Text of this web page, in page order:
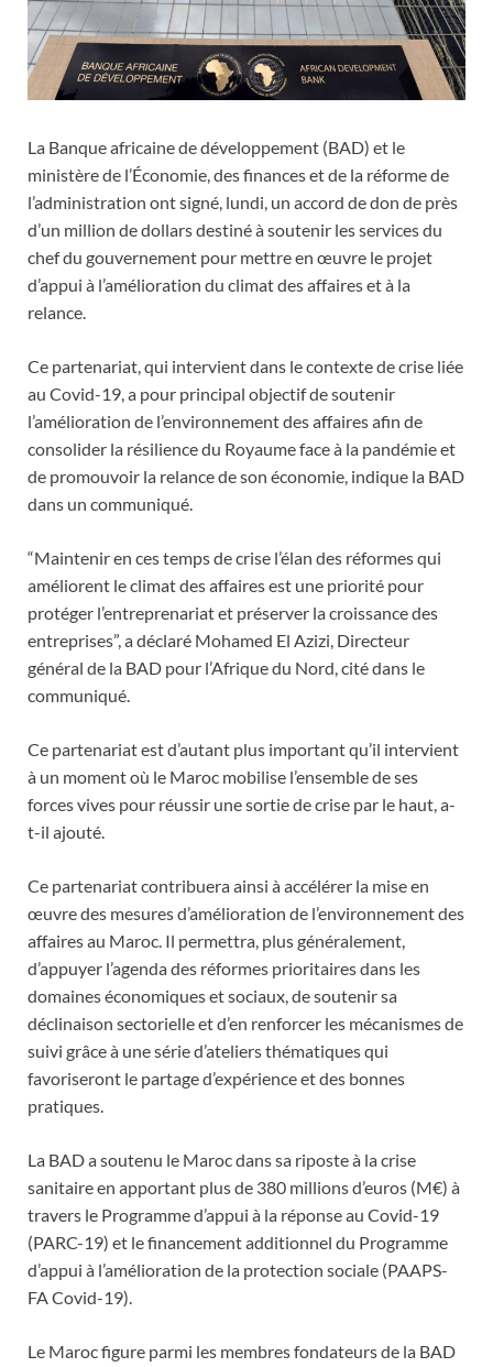
La Banque africaine de développement (BAD) et le
ministère de l’Économie, des finances et de la réforme de
l’administration ont signé, lundi, un accord de don de près
d’un million de dollars destiné à soutenir les services du
chef du gouvernement pour mettre en œuvre le projet
d’appui à l’amélioration du climat des affaires et à la
relance.
Ce partenariat, qui intervient dans le contexte de crise liée
au Covid-19, a pour principal objectif de soutenir
l’amélioration de l’environnement des affaires afin de
consolider la résilience du Royaume face à la pandémie et
de promouvoir la relance de son économie, indique la BAD
dans un communiqué.
“Maintenir en ces temps de crise l’élan des réformes qui
améliorent le climat des affaires est une priorité pour
protéger l’entreprenariat et préserver la croissance des
entreprises”, a déclaré Mohamed El Azizi, Directeur
général de la BAD pour l’Afrique du Nord, cité dans le
communiqué.
Ce partenariat est d’autant plus important qu’il intervient
à un moment où le Maroc mobilise l’ensemble de ses
forces vives pour réussir une sortie de crise par le haut, a-
t-il ajouté.
Ce partenariat contribuera ainsi à accélérer la mise en
œuvre des mesures d’amélioration de l’environnement des
affaires au Maroc. Il permettra, plus généralement,
d’appuyer l’agenda des réformes prioritaires dans les
domaines économiques et sociaux, de soutenir sa
déclinaison sectorielle et d’en renforcer les mécanismes de
suivi grâce à une série d’ateliers thématiques qui
favoriseront le partage d’expérience et des bonnes
pratiques.
La BAD a soutenu le Maroc dans sa riposte à la crise
sanitaire en apportant plus de 380 millions d’euros (M€) à
travers le Programme d’appui à la réponse au Covid-19
(PARC-19) et le financement additionnel du Programme
d’appui à l’amélioration de la protection sociale (PAAPS-
FA Covid-19).
Le Maroc figure parmi les membres fondateurs de la BAD